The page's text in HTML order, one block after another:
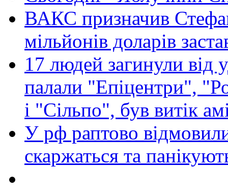
ВАКС призначив
мільйонів доларів
17 людей загинули від
палали "Епіцентри",
і "Сільпо", був витік
У рф раптово
скаржаться та